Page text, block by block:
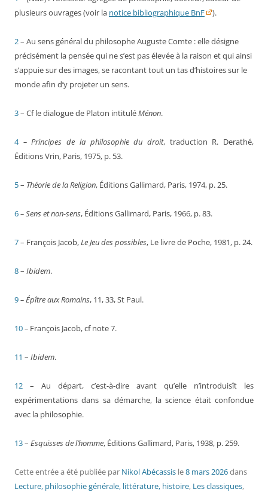
plusieurs ouvrages (voir la notice bibliographique BnF ).
2– Au sens général du philosophe Auguste Comte : elle désigne
précisément la pensée qui ne s’est pas élevée à la raison et qui ainsi
s’appuie sur des images, se racontant tout un tas d’histoires sur le
monde afin d’y projeter un sens.
3– Cf le dialogue de Platon intituléMénon.
4– Principes de la philosophie du droit, traduction R. Derathé,
Éditions Vrin, Paris, 1975, p. 53.
5– Théorie de la Religion, Éditions Gallimard, Paris, 1974, p. 25.
6– Sens et non-sens, Éditions Gallimard, Paris, 1966, p. 83.
7– François Jacob,Le Jeu des possibles, Le livre de Poche, 1981, p. 24.
8– Ibidem.
9– Épître aux Romains, 11, 33, St Paul.
10– François Jacob, cf note 7.
11 – Ibidem.
12 – Au départ, c’est-à-dire avant qu’elle n’introduisît les
expérimentations dans sa démarche, la science était confondue
avec la philosophie.
13– Esquisses de l’homme, Éditions Gallimard, Paris, 1938, p. 259.
Cette entrée a été publiée par Nikol Abécassis le8 mars 2026dans
Lecture, philosophie générale, littérature, histoire, Les classiques,